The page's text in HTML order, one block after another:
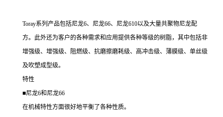
Toray系列产品包括尼龙6、尼龙66、尼龙610以及大量共聚物尼龙配
方。此外还为客户的各种需求和应用提供各种等级的树脂，其中包括非
增强级、增强级、阻燃级、抗磨擦磨耗级、高冲击级、薄膜级、单丝级
及吹塑成型级。
特性
■尼龙6和尼龙66
在机械特性方面很好地平衡了各种性质。